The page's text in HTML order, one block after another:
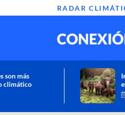
RADAR
Informe de la
efectos del
Oct 26,